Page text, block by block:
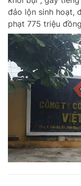
đảo lộn sinh hoạt,
phạt 775 triệu